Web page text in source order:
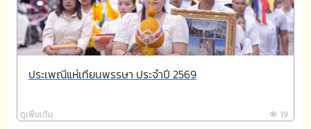
ประเพณีแห่เทียนพรรษา ประจำปี 2569
ดูเพิ่มเติม 19